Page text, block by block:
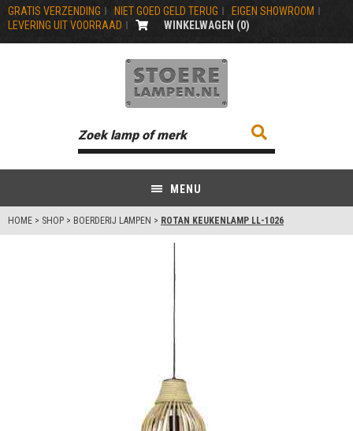
GRATIS VERZENDING NIET GOED GELD TERUG
EIGEN SHOWROOM
LEVERING UIT VOORRAAD
WINKELWAGEN (0)
MENU
HOME > SHOP > BOERDERIJ LAMPEN > ROTAN KEUKENLAMP LL-1026